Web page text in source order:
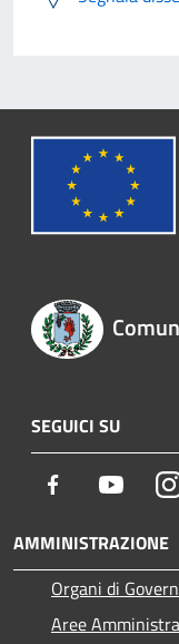
SEGUICI SU
Facebook
AMMINISTRAZIONE
Organi di
Aree